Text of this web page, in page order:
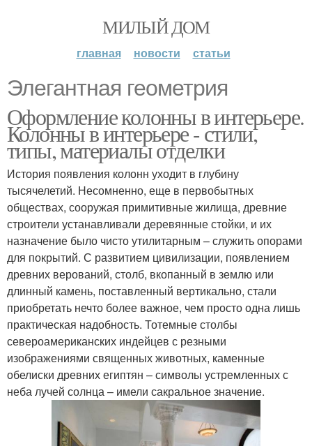
МИЛЫЙ ДОМ
главная новости статьи
Элегантная геометрия
Оформление колонны в интерьере.
Колонны в интерьере - стили,
типы, материалы отделки
История появления колонн уходит в глубину
тысячелетий. Несомненно, еще в первобытных
обществах, сооружая примитивные жилища, древние
строители устанавливали деревянные стойки, и их
назначение было чисто утилитарным – служить опорами
для покрытий. С развитием цивилизации, появлением
древних верований, столб, вкопанный в землю или
длинный камень, поставленный вертикально, стали
приобретать нечто более важное, чем просто одна лишь
практическая надобность. Тотемные столбы
североамериканских индейцев с резными
изображениями священных животных, каменные
обелиски древних египтян – символы устремленных с
неба лучей солнца – имели сакральное значение.